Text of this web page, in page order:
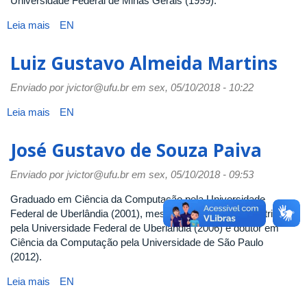
Leia mais sobre
Almeida
Maia
EN
Luiz Gustavo Almeida Martins
Enviado porjvictor@ufu.brem sex, 05/10/2018 - 10:22
Leia mais sobre
Almeida
Martins
EN
José Gustavo de Souza Paiva
Enviado porjvictor@ufu.brem sex, 05/10/2018 - 09:53
Graduado em Ciência da Computação pela Universidade
Federal de Uberlândia (2001), mestre em Engenharia Elétrica
pela Universidade Federal de Uberlândia (2006) e doutor em
Ciência da Computação pela Universidade de São Paulo
(2012).
Leia mais sobre
EN